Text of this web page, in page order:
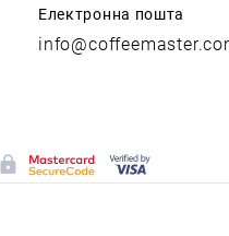
Електронна пошта